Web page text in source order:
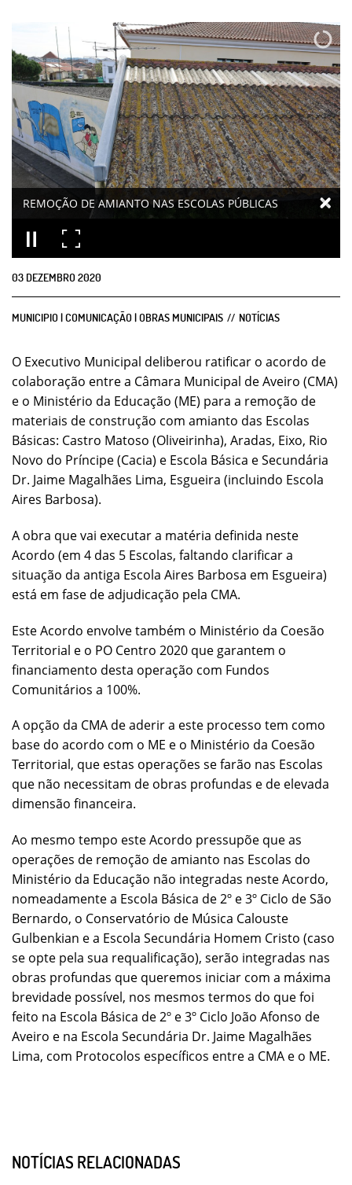
REMOÇÃO DE AMIANTO NAS ESCOLAS PÚBLICAS
03 DEZEMBRO2020
MUNICIPIO | COMUNICAÇÃO | OBRAS MUNICIPAIS NOTÍCIAS
O Executivo Municipal deliberou ratificar o acordo de
colaboração entre a Câmara Municipal de Aveiro (CMA)
e o Ministério da Educação (ME) para a remoção de
materiais de construção com amianto das Escolas
Básicas: Castro Matoso (Oliveirinha), Aradas, Eixo, Rio
Novo do Príncipe (Cacia) e Escola Básica e Secundária
Dr. Jaime Magalhães Lima, Esgueira (incluindo Escola
Aires Barbosa).
A obra que vai executar a matéria definida neste
Acordo (em 4 das 5 Escolas, faltando clarificar a
situação da antiga Escola Aires Barbosa em Esgueira)
está em fase de adjudicação pela CMA.
Este Acordo envolve também o Ministério da Coesão
Territorial e o PO Centro 2020 que garantem o
financiamento desta operação com Fundos
Comunitários a 100%.
A opção da CMA de aderir a este processo tem como
base do acordo com o ME e o Ministério da Coesão
Territorial, que estas operações se farão nas Escolas
que não necessitam de obras profundas e de elevada
dimensão financeira.
Ao mesmo tempo este Acordo pressupõe que as
operações de remoção de amianto nas Escolas do
Ministério da Educação não integradas neste Acordo,
nomeadamente a Escola Básica de 2º e 3º Ciclo de São
Bernardo, o Conservatório de Música Calouste
Gulbenkian e a Escola Secundária Homem Cristo (caso
se opte pela sua requalificação), serão integradas nas
obras profundas que queremos iniciar com a máxima
brevidade possível, nos mesmos termos do que foi
feito na Escola Básica de 2º e 3º Ciclo João Afonso de
Aveiro e na Escola Secundária Dr. Jaime Magalhães
Lima, com Protocolos específicos entre a CMA e o ME.
NOTÍCIAS RELACIONADAS